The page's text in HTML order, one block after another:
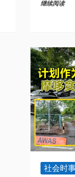
继续阅读
社会时